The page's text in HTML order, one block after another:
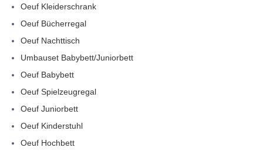
Oeuf Kleiderschrank
Oeuf Bücherregal
Oeuf Nachttisch
Umbauset Babybett/Juniorbett
Oeuf Babybett
Oeuf Spielzeugregal
Oeuf Juniorbett
Oeuf Kinderstuhl
Oeuf Hochbett